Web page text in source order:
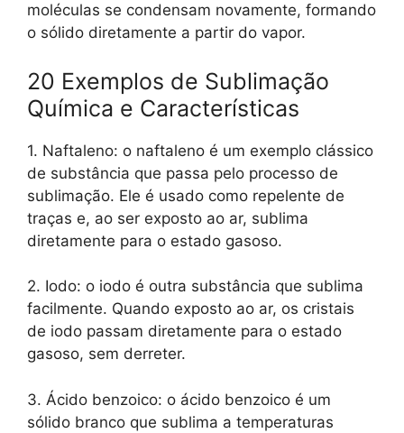
moléculas se condensam novamente, formando
o sólido diretamente a partir do vapor.
20 Exemplos de Sublimação
Química e Características
1. Naftaleno: o naftaleno é um exemplo clássico
de substância que passa pelo processo de
sublimação. Ele é usado como repelente de
traças e, ao ser exposto ao ar, sublima
diretamente para o estado gasoso.
2. Iodo: o iodo é outra substância que sublima
facilmente. Quando exposto ao ar, os cristais
de iodo passam diretamente para o estado
gasoso, sem derreter.
3. Ácido benzoico: o ácido benzoico é um
sólido branco que sublima a temperaturas